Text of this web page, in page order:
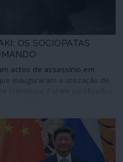
OS SOCIOPATAS
actos de assassínio em
inauguraram a utilização de
e alvo – a China.